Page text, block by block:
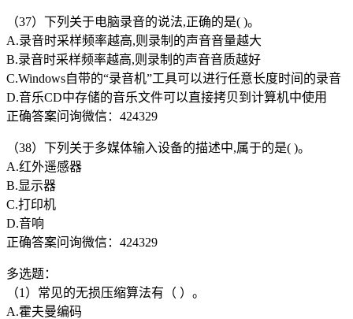
（37）下列关于电脑录音的说法,正确的是( )。
A.录音时采样频率越高,则录制的声音音量越大
B.录音时采样频率越高,则录制的声音音质越好
C.Windows自带的“录音机”工具可以进行任意长度时间的录音
D.音乐CD中存储的音乐文件可以直接拷贝到计算机中使用
正确答案问询微信：424329
（38）下列关于多媒体输入设备的描述中,属于的是( )。
A.红外遥感器
B.显示器
C.打印机
D.音响
正确答案问询微信：424329
多选题：
（1）常见的无损压缩算法有（ ）。
A.霍夫曼编码